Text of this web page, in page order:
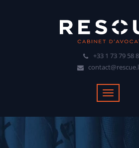
+33 1 73 79 58